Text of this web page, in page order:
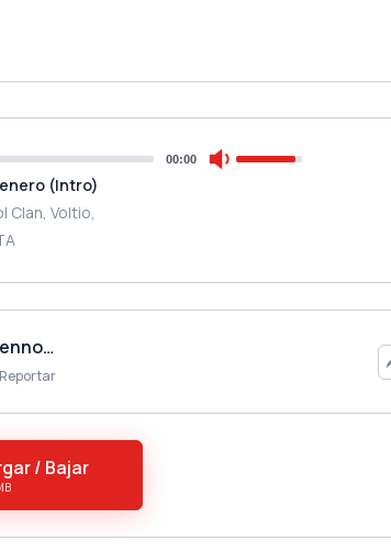
00:00
(Intro)
Clan, Voltio,
Reportar
/ Bajar